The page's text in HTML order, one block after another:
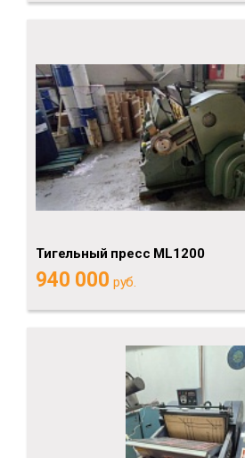
Тигельный пресс ML1200
940 000 руб.